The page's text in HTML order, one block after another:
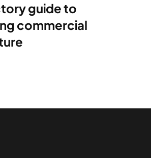
guide to
commercial